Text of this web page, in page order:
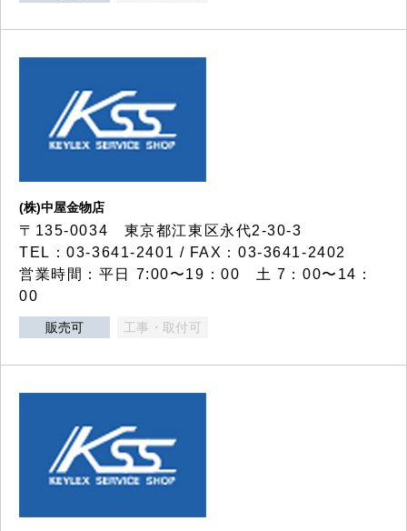
(株)中屋金物店
〒135-0034 東京都江東区永代2-30-3
TEL：03-3641-2401 / FAX：03-3641-2402
営業時間：平日 7:00〜19：00 土 7：00〜14：
00
販売可 工事・取付可